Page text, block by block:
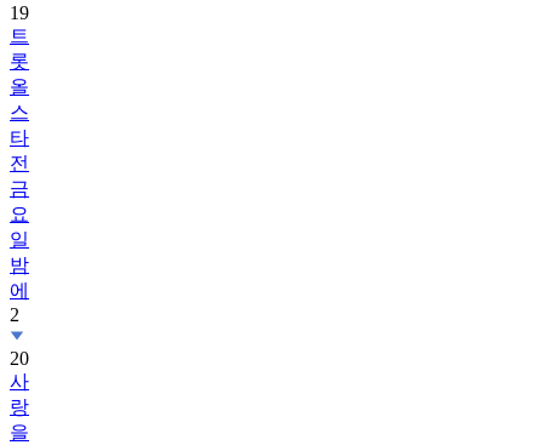
19
트
롯
올
스
타
전
금
요
일
밤
에
2
20
사
랑
을